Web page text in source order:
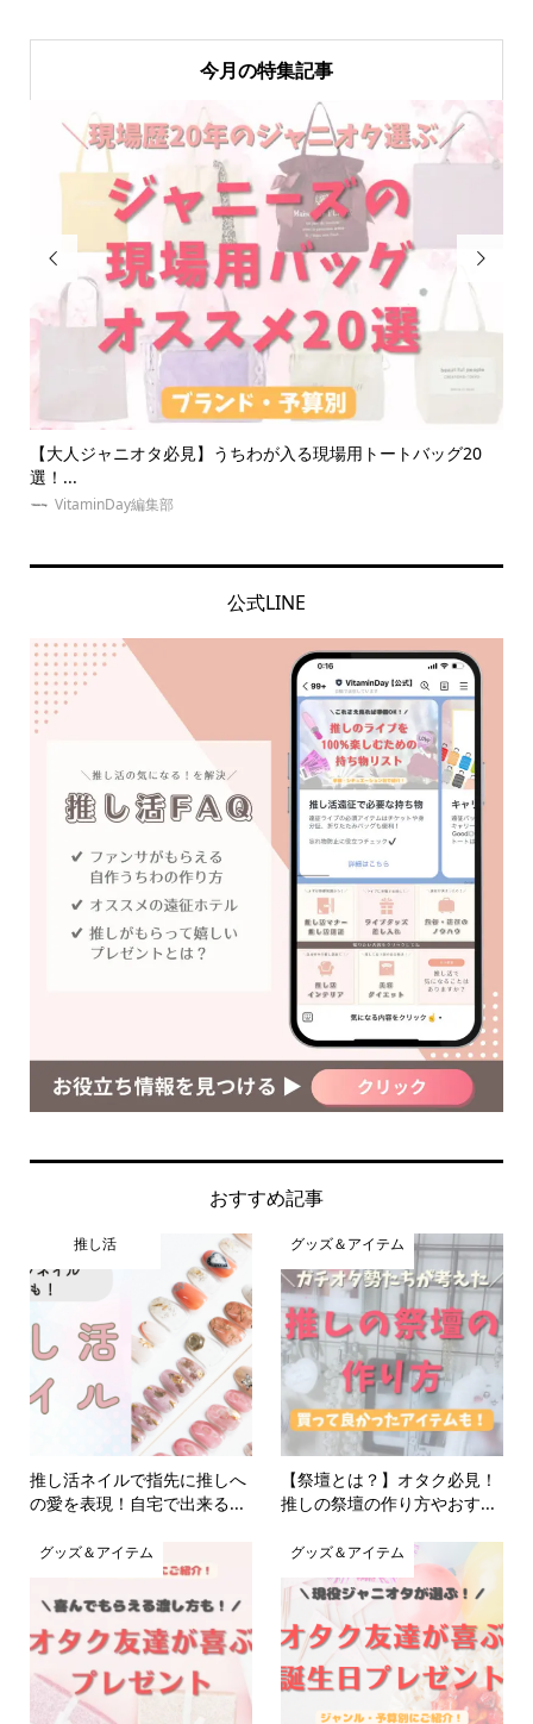
今月の特集記事

【大人ジャニオタ必見】うちわが入る現場用トートバッグ20
選！...
VitaminDay編集部

公式LINE
おすすめ記事
推し活
推し活ネイルで指先に推しへ
の愛を表現！自宅で出来る...
グッズ＆アイテム
【祭壇とは？】オタク必見！
推しの祭壇の作り方やおす...
グッズ＆アイテム グッズ＆アイテム